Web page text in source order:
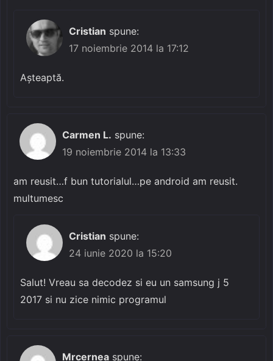
Cristian spune:
17 noiembrie 2014 la 17:12
Așteaptă.
Carmen L. spune:
19 noiembrie 2014 la 13:33
am reusit…f bun tutorialul…pe android am reusit.
multumesc
Cristian spune:
24 iunie 2020 la 15:20
Salut! Vreau sa decodez si eu un samsung j 5
2017 si nu zice nimic programul
Mrcernea spune: